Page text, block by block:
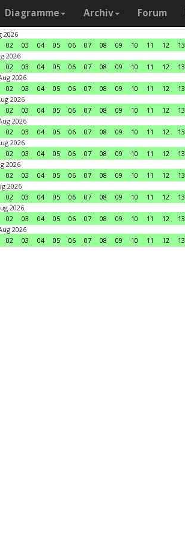
Diagramme Archiv Forum
2026
02 03 04 05 06 07 08 09 10 11 12 13
2026
02 03 04 05 06 07 08 09 10 11 12 13
2026
02 03 04 05 06 07 08 09 10 11 12 13
2026
02 03 04 05 06 07 08 09 10 11 12 13
2026
02 03 04 05 06 07 08 09 10 11 12 13
2026
02 03 04 05 06 07 08 09 10 11 12 13
2026
02 03 04 05 06 07 08 09 10 11 12 13
2026
02 03 04 05 06 07 08 09 10 11 12 13
2026
02 03 04 05 06 07 08 09 10 11 12 13
2026
02 03 04 05 06 07 08 09 10 11 12 13